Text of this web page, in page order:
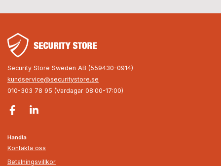
Security Store Sweden AB (559430-0914)
kundservice@securitystore.se
010-303 78 95 (Vardagar 08:00-17:00)
Handla
Kontakta oss
Betalningsvillkor